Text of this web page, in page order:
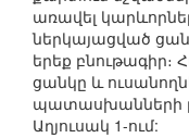
առավել
ներկայացված
երեք բնութագիր։
ցանկը և
պատասխանների
Աղյուսակ 1-ում: